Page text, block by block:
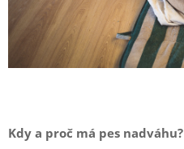
Kdy a proč má pes nadváhu?